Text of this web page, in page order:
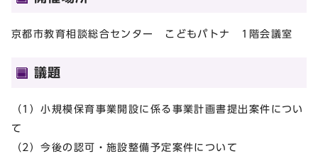
京都市教育相談総合センター こどもパトナ 1階会議室
議題
（1）小規模保育事業開設に係る事業計画書提出案件につい
て
（2）今後の認可・施設整備予定案件について